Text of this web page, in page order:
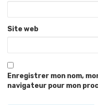
Site web
Enregistrer mon nom,
navigateur pour mon